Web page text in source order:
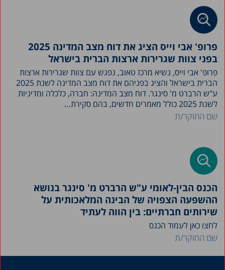
פרופ' אבי וייס הציג את דוח מצב המדינה 2025
בפני צוות שגרירות ארצות הברית בישראל
פרופ' אבי וייס, נשיא מרכז טאוב, נפגש עם צוות שגרירות ארצות
הברית בישראל והציג בפניהם את דוח מצב המדינה לשנת 2025
ע"ש הרברט מ' סינגר. דוח מצב המדינה: חברה, כלכלה ומדיניות
לשנת 2025 כולל מאמרים חדשים, בהם סקירת…
שם החוקר/ת
הכנס הבין-לאומי ע"ש הרברט מ' סינגר בנושא
ההשפעה הצפויה של הבינה המלאכותית על
שירותים חברתיים: בין הווה לעתיד
לחצו כאן לעמוד הכנס
שם החוקר/ת